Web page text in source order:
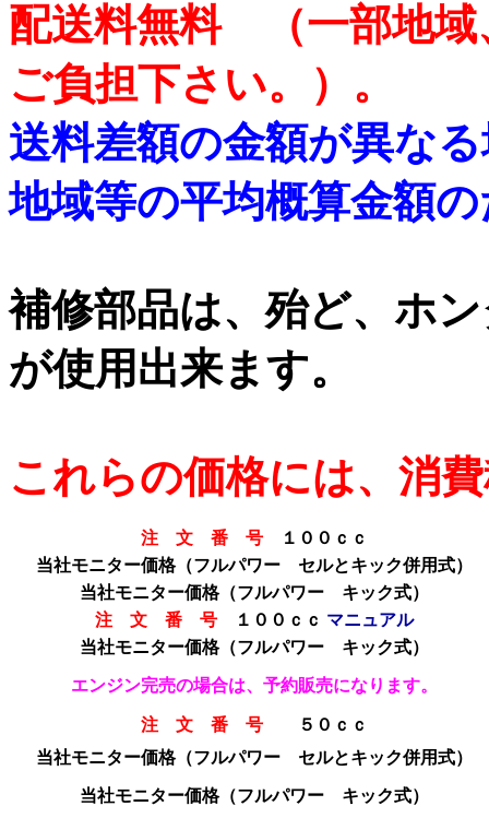
配送料無料 （一部地域
ご負担下さい。）。
送料差額の金額が異な
地域等の平均概算金額
補修部品は、殆ど、ホ
が使用出来ます。
これらの価格には、消
注 文 番 号
１００ｃｃ
当社モニター価格（フルパワー セルとキック併用式）
当社モニター価格（フルパワー キック式）
注 文 番 号
１００ｃｃ マニュアル
当社モニター価格（フルパワー キック式）
エンジン完売の場合は、予約販売になります。
注 文 番 号
５０ｃｃ
当社モニター価格（フルパワー セルとキック併用式）
当社モニター価格（フルパワー キック式）